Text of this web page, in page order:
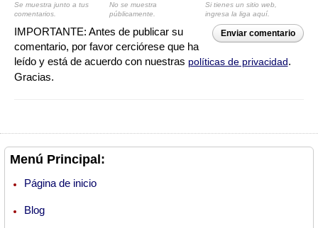
Se muestra junto a tus
comentarios.
No se muestra
públicamente.
Si tienes un sitio web,
ingresa la liga aquí.
Enviar comentario
IMPORTANTE: Antes de publicar su
comentario, por favor cerciórese que ha
leído y está de acuerdo con nuestras políticas de privacidad.
Gracias.
Menú Principal:
Página de inicio
Blog